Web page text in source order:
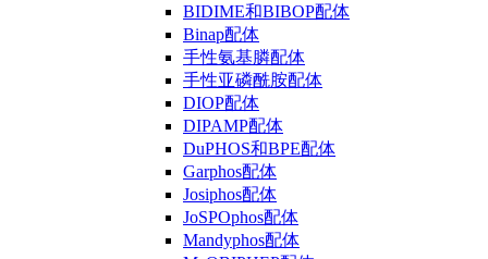
BIDIME和BIBOP配体
Binap配体
手性氨基膦配体
手性亚磷酰胺配体
DIOP配体
DIPAMP配体
DuPHOS和BPE配体
Garphos配体
Josiphos配体
JoSPOphos配体
Mandyphos配体